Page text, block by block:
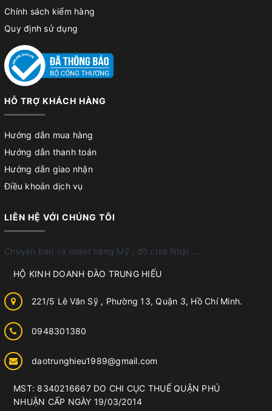
Chính sách kiểm hàng
Quy định sử dụng
HỖ TRỢ KHÁCH HÀNG
Hướng dẫn mua hàng
Hướng dẫn thanh toán
Hướng dẫn giao nhận
Điều khoản dịch vụ
LIÊN HỆ VỚI CHÚNG TÔI
Chuyên bán và order hàng Mỹ , đồ chơi Nhật ...
HỘ KINH DOANH ĐÀO TRUNG HIẾU
221/5 Lê Văn Sỹ , Phường 13, Quận 3, Hồ Chí Minh.
0948301380
daotrunghieu1989@gmail.com
MST: 8340216667 DO CHI CỤC THUẾ QUẬN PHÚ
NHUẬN CẤP NGÀY 19/03/2014